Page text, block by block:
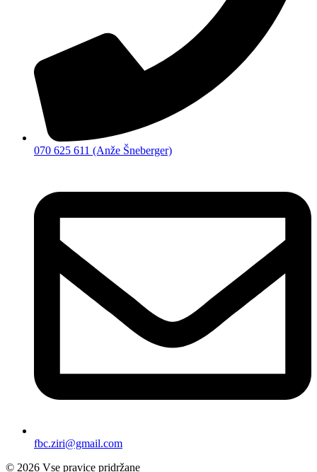
070 625 611 (Anže Šneberger)
fbc.ziri@gmail.com
© 2026 Vse pravice pridržane